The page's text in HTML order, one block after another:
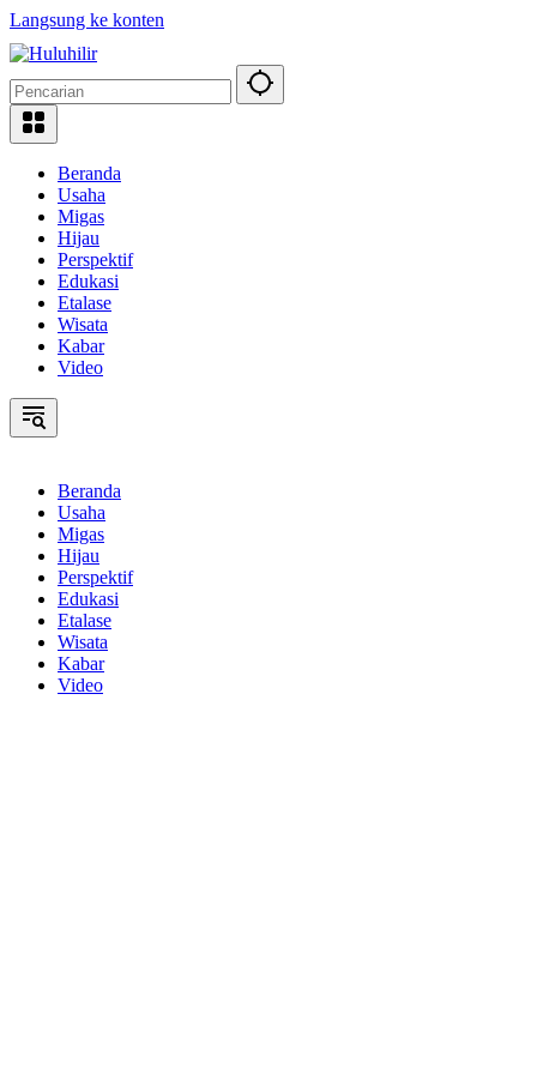
Langsung ke konten
Beranda
Usaha
Migas
Hijau
Perspektif
Edukasi
Etalase
Wisata
Kabar
Video
Beranda
Usaha
Migas
Hijau
Perspektif
Edukasi
Etalase
Wisata
Kabar
Video